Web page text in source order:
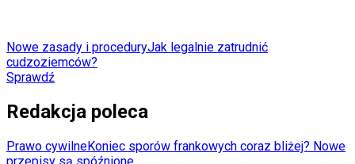
Nowe zasady i proceduryJak legalnie zatrudnić
cudzoziemców?
Sprawdź
Redakcja poleca
Prawo cywilneKoniec sporów frankowych coraz bliżej? Nowe
przepisy są spóźnione